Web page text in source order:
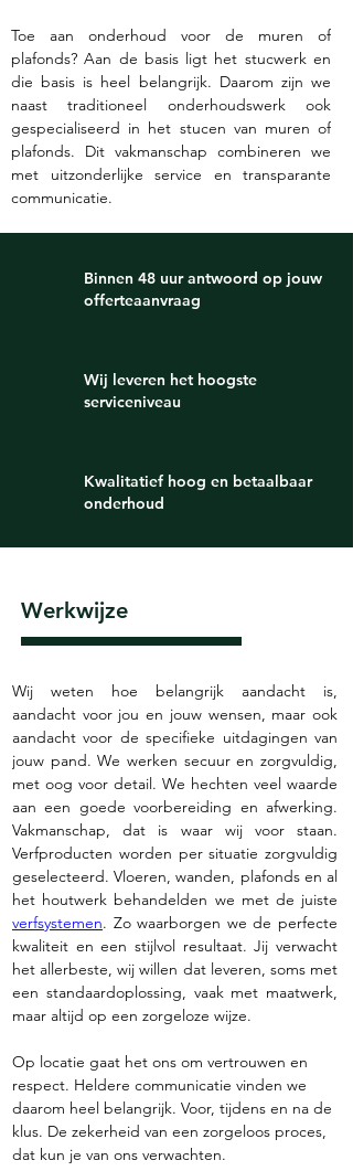
Toe aan onderhoud voor de muren of
plafonds? Aan de basis ligt het stucwerk en
die basis is heel belangrijk. Daarom zijn we
naast traditioneel onderhoudswerk ook
gespecialiseerd in het stucen van muren of
plafonds. Dit vakmanschap combineren we
met uitzonderlijke service en transparante
communicatie.
Binnen 48 uur antwoord op jouw
offerteaanvraag
Wij leveren het hoogste
serviceniveau
Kwalitatief hoog en betaalbaar
onderhoud
Werkwijze
Wij weten hoe belangrijk aandacht is,
aandacht voor jou en jouw wensen, maar ook
aandacht voor de specifieke uitdagingen van
jouw pand. We werken secuur en zorgvuldig,
met oog voor detail. We hechten veel waarde
aan een goede voorbereiding en afwerking.
Vakmanschap, dat is waar wij voor staan.
Verfproducten worden per situatie zorgvuldig
geselecteerd. Vloeren, wanden, plafonds en al
verfsystemen. Zo waarborgen we de perfecte
kwaliteit en een stijlvol resultaat. Jij verwacht
het allerbeste, wij willen dat leveren, soms met
een standaardoplossing, vaak met maatwerk,
maar altijd op een zorgeloze wijze.
Op locatie gaat het ons om vertrouwen en
respect. Heldere communicatie vinden we
daarom heel belangrijk. Voor, tijdens en na de
klus. De zekerheid van een zorgeloos proces,
dat kun je van ons verwachten.